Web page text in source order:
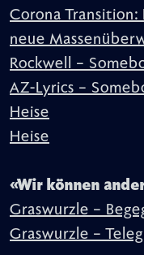
Corona Transition:
neue
Rockwell –
AZ-Lyrics –
Heise
Heise
«Wir können
Graswurzle –
Graswurzle –